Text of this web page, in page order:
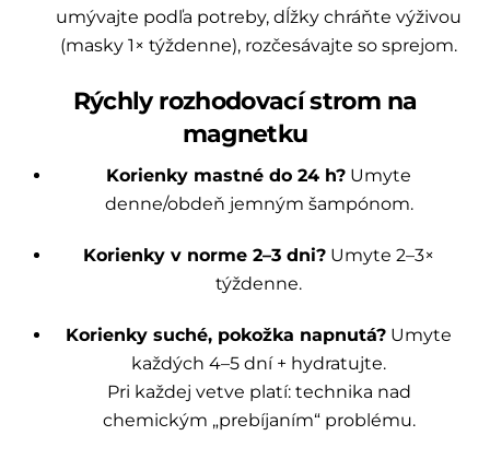
umývajte podľa potreby, dĺžky chráňte výživou
(masky 1× týždenne), rozčesávajte so sprejom.
Rýchly rozhodovací strom na
magnetku
Korienky mastné do 24 h? Umyte
denne/obdeň jemným šampónom.
Korienky v norme 2–3 dni? Umyte 2–3×
týždenne.
Korienky suché, pokožka napnutá? Umyte
každých 4–5 dní + hydratujte.
Pri každej vetve platí: technika nad
chemickým „prebíjaním“ problému.